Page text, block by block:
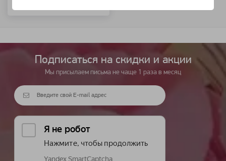
Подписаться на cкидки и акции
Мы присылаем письма не чаще 1 раза в месяц